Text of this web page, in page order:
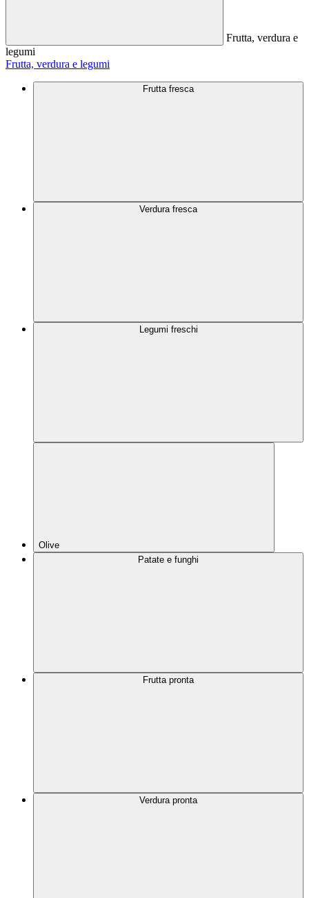
Frutta, verdura e
legumi
Frutta, verdura e legumi
Frutta fresca
Verdura fresca
Legumi freschi
Olive
Patate e funghi
Frutta pronta
Verdura pronta